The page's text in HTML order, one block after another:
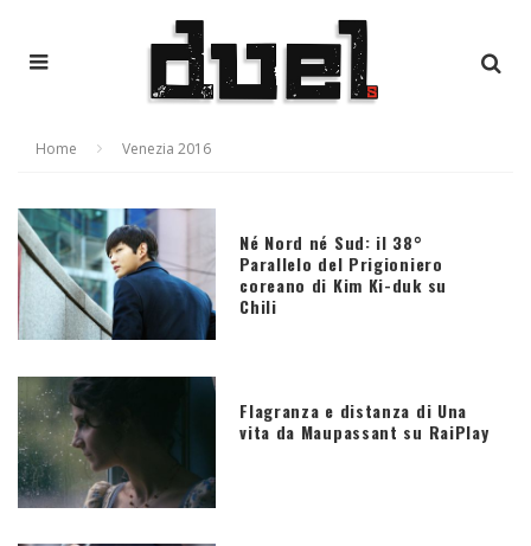
Home Venezia 2016
Né Nord né Sud: il 38°
Parallelo del Prigioniero
coreano di Kim Ki-duk su
Chili
Flagranza e distanza di Una
vita da Maupassant su RaiPlay